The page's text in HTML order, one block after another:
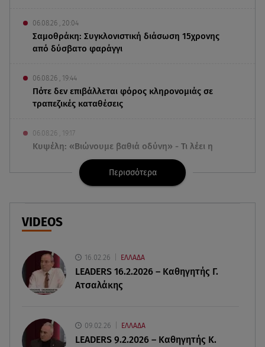
06.08.26 , 20:04
Σαμοθράκη: Συγκλονιστική διάσωση 15χρονης
από δύσβατο φαράγγι
06.08.26 , 19:44
Πότε δεν επιβάλλεται φόρος κληρονομιάς σε
τραπεζικές καταθέσεις
06.08.26 , 19:17
Κυψέλη: «Βιώνουμε βαθιά οδύνη» - Τι λέει η
οικογένεια της Λίζα
Μπαντέρας: «Η καρδιακή προσβολή ήταν το
Συντάξεις χηρείας: Τέλος στο «ψαλίδι» μετά την
τριετία
Πόρτο Γερμενό
Περισσότερα
VIDEOS
16.02.26 ΕΛΛΑΔΑ
LEADERS 16.2.2026 – Καθηγητής Γ.
Ατσαλάκης
09.02.26 ΕΛΛΑΔΑ
LEADERS 9.2.2026 – Καθηγητής Κ.